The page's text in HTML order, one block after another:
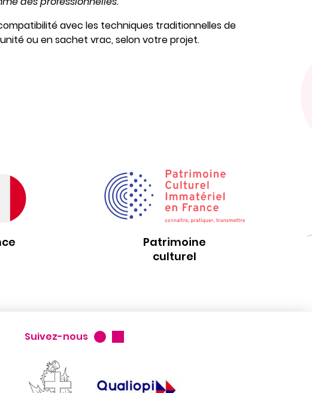
avec les techniques traditionnelles de
ou en sachet vrac, selon votre projet.
Patrimoine
culturel
Suivez-nous